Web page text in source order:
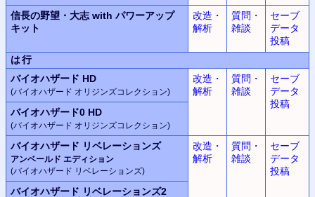
信長の野望・大志 with パワーアップ
キット
改造・
解析
質問・
雑談
セーブ
データ
投稿
は行
バイオハザード HD
(バイオハザード オリジンズコレクション)
改造・
解析
質問・
雑談
セーブ
データ
投稿
バイオハザード0 HD
(バイオハザード オリジンズコレクション)
バイオハザード リベレーションズ
アンベールド エディション
(バイオハザード リベレーションズ)
改造・
解析
質問・
雑談
セーブ
データ
投稿
バイオハザード リベレーションズ2